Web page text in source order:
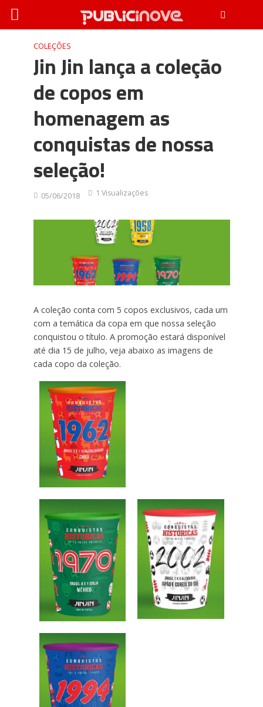
COLEÇÕES
Jin Jin lança a coleção
de copos em
homenagem as
conquistas de nossa
seleção!
05/06/2018 1 Visualizações
A coleção conta com 5 copos exclusivos, cada um
com a temática da copa em que nossa seleção
conquistou o título. A promoção estará disponível
até dia 15 de julho, veja abaixo as imagens de
cada copo da coleção.